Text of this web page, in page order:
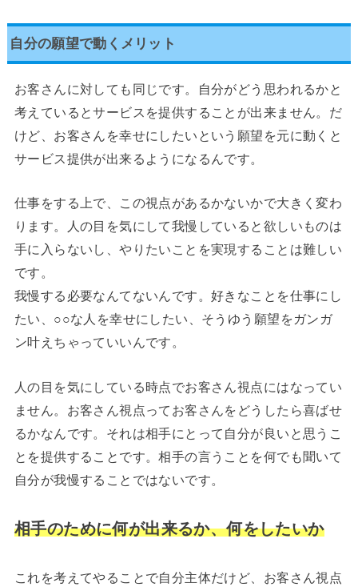
自分の願望で動くメリット
お客さんに対しても同じです。自分がどう思われるかと
考えているとサービスを提供することが出来ません。だ
けど、お客さんを幸せにしたいという願望を元に動くと
サービス提供が出来るようになるんです。
仕事をする上で、この視点があるかないかで大きく変わ
ります。人の目を気にして我慢していると欲しいものは
手に入らないし、やりたいことを実現することは難しい
です。
我慢する必要なんてないんです。好きなことを仕事にし
たい、○○な人を幸せにしたい、そうゆう願望をガンガ
ン叶えちゃっていいんです。
人の目を気にしている時点でお客さん視点にはなってい
ません。お客さん視点ってお客さんをどうしたら喜ばせ
るかなんです。それは相手にとって自分が良いと思うこ
とを提供することです。相手の言うことを何でも聞いて
自分が我慢することではないです。
相手のために何が出来るか、何をしたいか
これを考えてやることで自分主体だけど、お客さん視点